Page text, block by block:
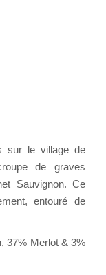
sur le village de
de graves
Sauvignon. Ce
entouré de
37% Merlot & 3%